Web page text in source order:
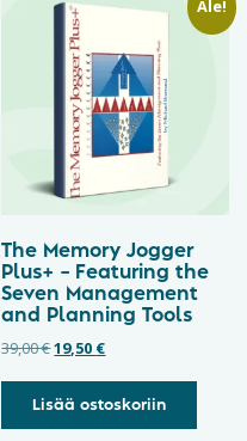
Ale!
The Memory Jogger
Plus+ – Featuring the
Seven Management
and Planning Tools
39,00€19,50 €
Lisää ostoskoriin